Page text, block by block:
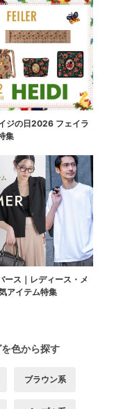
ジの日2026 フェイラ
集
ース｜レディース・メ
アイテム特集
色から探す
ブラウン系